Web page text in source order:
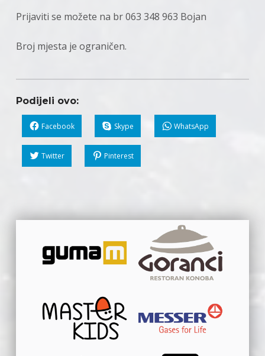
Prijaviti se možete na br 063 348 963 Bojan
Broj mjesta je ograničen.
Podijeli ovo:
Facebook Skype WhatsApp
Twitter Pinterest